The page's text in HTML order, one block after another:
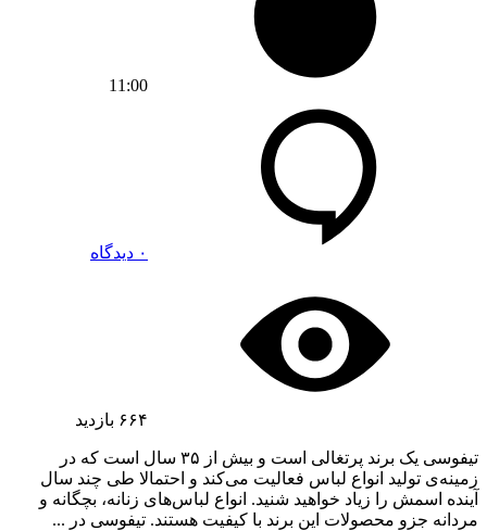
11:00
۰ دیدگاه
۶۶۴ بازدید
تیفوسی یک برند پرتغالی است و بیش از ۳۵ سال است که در
زمینه‌ی تولید انواع لباس فعالیت می‌کند و احتمالا طی چند سال
آینده اسمش را زیاد خواهید شنید. انواع لباس‌های زنانه، بچگانه و
مردانه جزو محصولات این برند با کیفیت هستند. تیفوسی در ...